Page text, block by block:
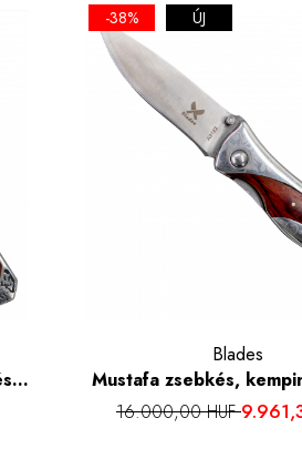
-38% ÚJ
Blades
Mustafa zsebkés,
túrázás, Rozsdamentes
16.000,00 HUF